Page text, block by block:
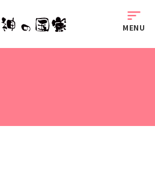
sort
MENU